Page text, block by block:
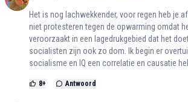
Het is nog lachwekkender, voor regen heb je
niet protesteren tegen de opwarming omdat
veroorzaakt in een lagedrukgebied dat het
socialisten zijn ook zo dom. Ik begin er
socialisme en IQ een correlatie en causatie
8+ Antwoord